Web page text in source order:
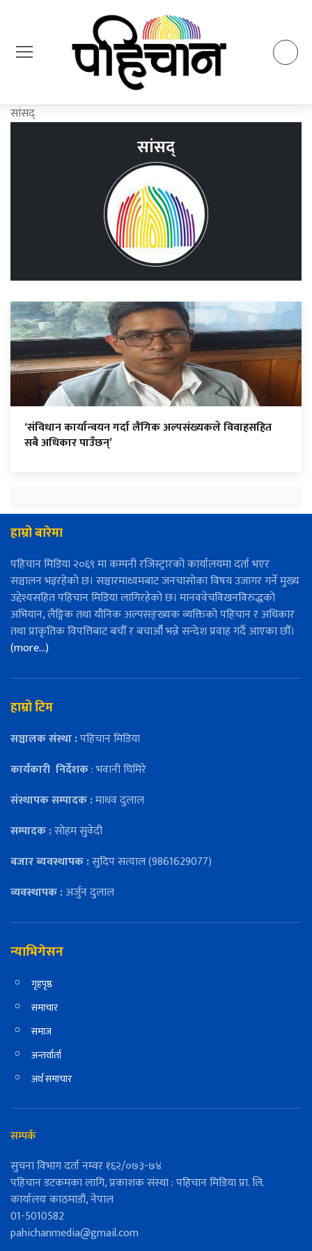
सांसद्
सांसद्
‘संविधान कार्यान्वयन गर्दा लैंगिक अल्पसंख्यकले विवाहसहित
सबै अधिकार पाउँछन्’
हाम्रो बारेमा
पहिचान मिडिया २०६९ मा कम्पनी रजिस्ट्रारको कार्यालयमा दर्ता भएर
सञ्चालन भइरहेको छ। सञ्चारमाध्यमबाट जनचासोका विषय उजागर गर्ने मुख्य
उद्देश्यसहित पहिचान मिडिया लागिरहेको छ। मानववेचविखनविरुद्धको
अभियान, लैङ्गिक तथा यौनिक अल्पसङ्ख्यक व्यक्तिको पहिचान र अधिकार
तथा प्राकृतिक विपत्तिबाट बचौँ र बचाऔँ भन्ने सन्देश प्रवाह गर्दै आएका छौँ।
(more…)
हाम्रो टिम
सञ्चालक संस्था :पहिचान मिडिया
कार्यकारी निर्देशक: भवानी घिमिरे
संस्थापक सम्पादक :माधव दुलाल
सम्पादक :सोहम सुवेदी
बजार ब्यवस्थापक :सुदिप सत्याल (9861629077)
व्यवस्थापक :अर्जुन दुलाल
न्याभिगेसन
गृहपृष्ठ
समाचार
समाज
अन्तर्वार्ता
अर्थ समाचार
सम्पर्क
सुचना विभाग दर्ता नम्वर १६२/०७३-७४
पहिचान डटकमका लागि, प्रकाशक संस्था : पहिचान मिडिया प्रा. लि.
कार्यालयः काठमाडौं, नेपाल
01-5010582
pahichanmedia@gmail.com